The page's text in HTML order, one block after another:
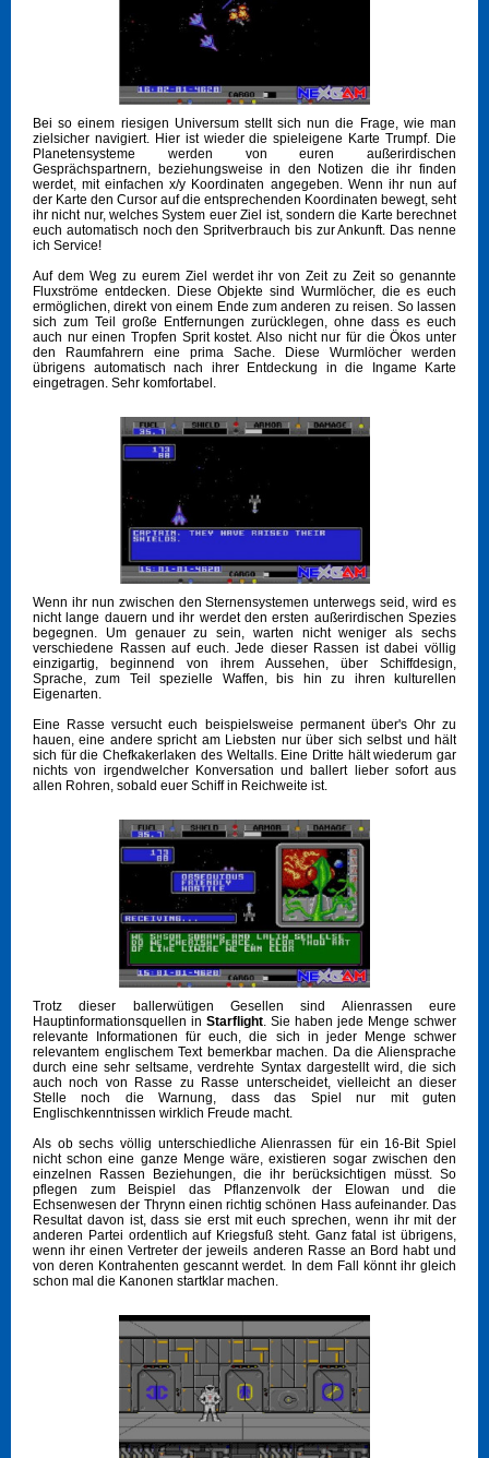
Bei so einem riesigen Universum stellt sich nun die Frage, wie man
zielsicher navigiert. Hier ist wieder die spieleigene Karte Trumpf. Die
Planetensysteme werden von euren außerirdischen
Gesprächspartnern, beziehungsweise in den Notizen die ihr finden
werdet, mit einfachen x/y Koordinaten angegeben. Wenn ihr nun auf
der Karte den Cursor auf die entsprechenden Koordinaten bewegt, seht
ihr nicht nur, welches System euer Ziel ist, sondern die Karte berechnet
euch automatisch noch den Spritverbrauch bis zur Ankunft. Das nenne
ich Service!
Auf dem Weg zu eurem Ziel werdet ihr von Zeit zu Zeit so genannte
Fluxströme entdecken. Diese Objekte sind Wurmlöcher, die es euch
ermöglichen, direkt von einem Ende zum anderen zu reisen. So lassen
sich zum Teil große Entfernungen zurücklegen, ohne dass es euch
auch nur einen Tropfen Sprit kostet. Also nicht nur für die Ökos unter
den Raumfahrern eine prima Sache. Diese Wurmlöcher werden
übrigens automatisch nach ihrer Entdeckung in die Ingame Karte
eingetragen. Sehr komfortabel.
Wenn ihr nun zwischen den Sternensystemen unterwegs seid, wird es
nicht lange dauern und ihr werdet den ersten außerirdischen Spezies
begegnen. Um genauer zu sein, warten nicht weniger als sechs
verschiedene Rassen auf euch. Jede dieser Rassen ist dabei völlig
einzigartig, beginnend von ihrem Aussehen, über Schiffdesign,
Sprache, zum Teil spezielle Waffen, bis hin zu ihren kulturellen
Eigenarten.
Eine Rasse versucht euch beispielsweise permanent über's Ohr zu
hauen, eine andere spricht am Liebsten nur über sich selbst und hält
sich für die Chefkakerlaken des Weltalls. Eine Dritte hält wiederum gar
nichts von irgendwelcher Konversation und ballert lieber sofort aus
allen Rohren, sobald euer Schiff in Reichweite ist.
Trotz dieser ballerwütigen Gesellen sind Alienrassen eure
Hauptinformationsquellen in Starflight. Sie haben jede Menge schwer
relevante Informationen für euch, die sich in jeder Menge schwer
relevantem englischem Text bemerkbar machen. Da die Aliensprache
durch eine sehr seltsame, verdrehte Syntax dargestellt wird, die sich
auch noch von Rasse zu Rasse unterscheidet, vielleicht an dieser
Stelle noch die Warnung, dass das Spiel nur mit guten
Englischkenntnissen wirklich Freude macht.
Als ob sechs völlig unterschiedliche Alienrassen für ein 16-Bit Spiel
nicht schon eine ganze Menge wäre, existieren sogar zwischen den
einzelnen Rassen Beziehungen, die ihr berücksichtigen müsst. So
pflegen zum Beispiel das Pflanzenvolk der Elowan und die
Echsenwesen der Thrynn einen richtig schönen Hass aufeinander. Das
Resultat davon ist, dass sie erst mit euch sprechen, wenn ihr mit der
anderen Partei ordentlich auf Kriegsfuß steht. Ganz fatal ist übrigens,
wenn ihr einen Vertreter der jeweils anderen Rasse an Bord habt und
von deren Kontrahenten gescannt werdet. In dem Fall könnt ihr gleich
schon mal die Kanonen startklar machen.